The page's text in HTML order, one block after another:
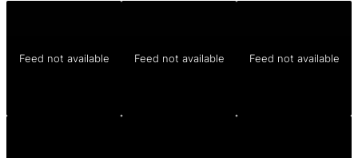
Feed not available Feed not available Feed not available